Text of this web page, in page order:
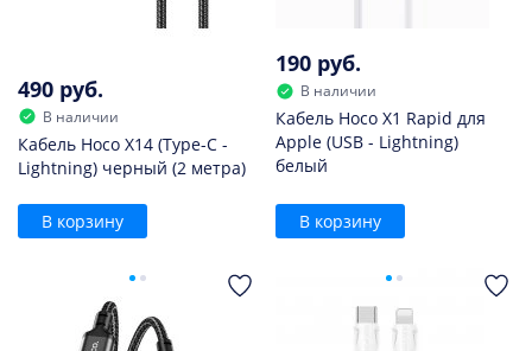
490 руб.
В наличии
Кабель Hoco X14 (Type-C -
Lightning) черный (2 метра)
В корзину
190 руб.
В наличии
Кабель Hoco X1 Rapid для
Apple (USB - Lightning)
белый
В корзину